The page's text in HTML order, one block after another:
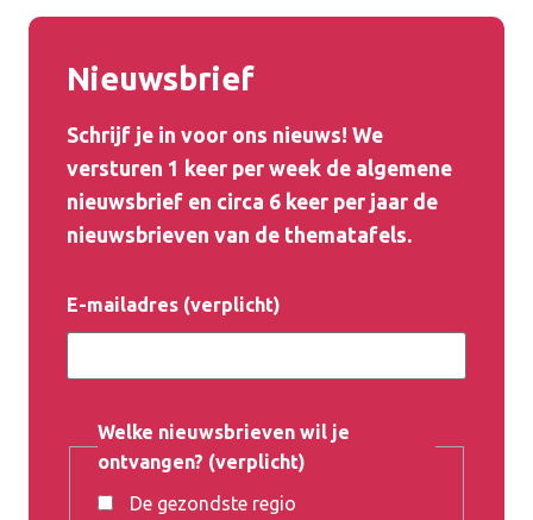
Nieuwsbrief
Schrijf je in voor ons nieuws! We
versturen 1 keer per week de algemene
nieuwsbrief en circa 6 keer per jaar de
nieuwsbrieven van de thematafels.
E-mailadres (verplicht)
Welke nieuwsbrieven wil je
ontvangen? (verplicht)
De gezondste regio